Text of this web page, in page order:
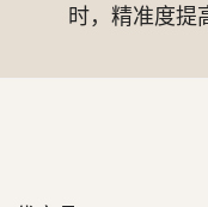
时，精准度提